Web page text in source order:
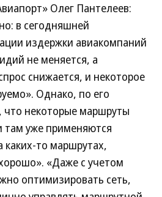
Олег Пантелеев:
в сегодняшней
издержки авиакомпаний
не меняется, а
снижается, и некоторое
Однако, по его
некоторые маршруты
там уже применяются
каких-то маршрутах,
«Даже с учетом
оптимизировать сеть,